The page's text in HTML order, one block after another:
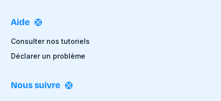
Aide
Consulter nos tutoriels
Déclarer un problème
Nous suivre